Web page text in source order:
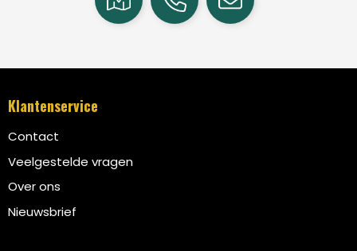
Klantenservice
Contact
Veelgestelde vragen
Over ons
Nieuwsbrief